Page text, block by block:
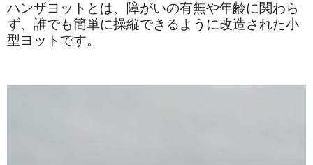
ハンザヨットとは、障がいの有無や年齢に関わら
ず、誰でも簡単に操縦できるように改造された小
型ヨットです。